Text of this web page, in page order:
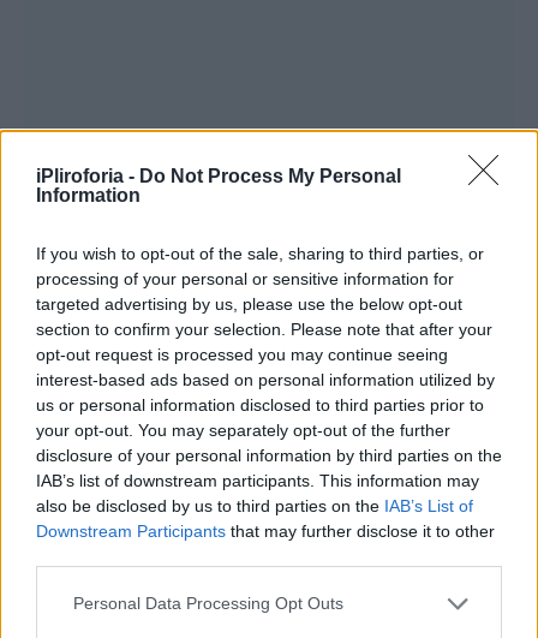
iPliroforia - Do Not Process My Personal
Information
If you wish to opt-out of the sale, sharing to third parties, or
processing of your personal or sensitive information for
targeted advertising by us, please use the below opt-out
section to confirm your selection. Please note that after your
opt-out request is processed you may continue seeing
interest-based ads based on personal information utilized by
us or personal information disclosed to third parties prior to
your opt-out. You may separately opt-out of the further
disclosure of your personal information by third parties on the
IAB’s list of downstream participants. This information may
also be disclosed by us to third parties on the IAB’s List of
Downstream Participants that may further disclose it to other
Personal Data Processing Opt Outs
ΚΑΡΚΙΝΟΣ ♋